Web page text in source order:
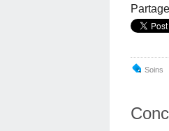
Soins